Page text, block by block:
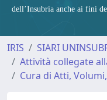
dell’Insubria anche ai fini
IRIS
SIARI
Attività collegate
Cura di Atti,